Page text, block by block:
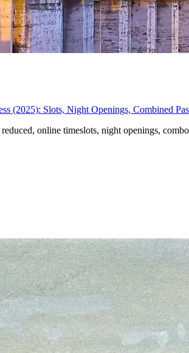
(2025): Slots, Night Openings, Combined
online timeslots, night openings,